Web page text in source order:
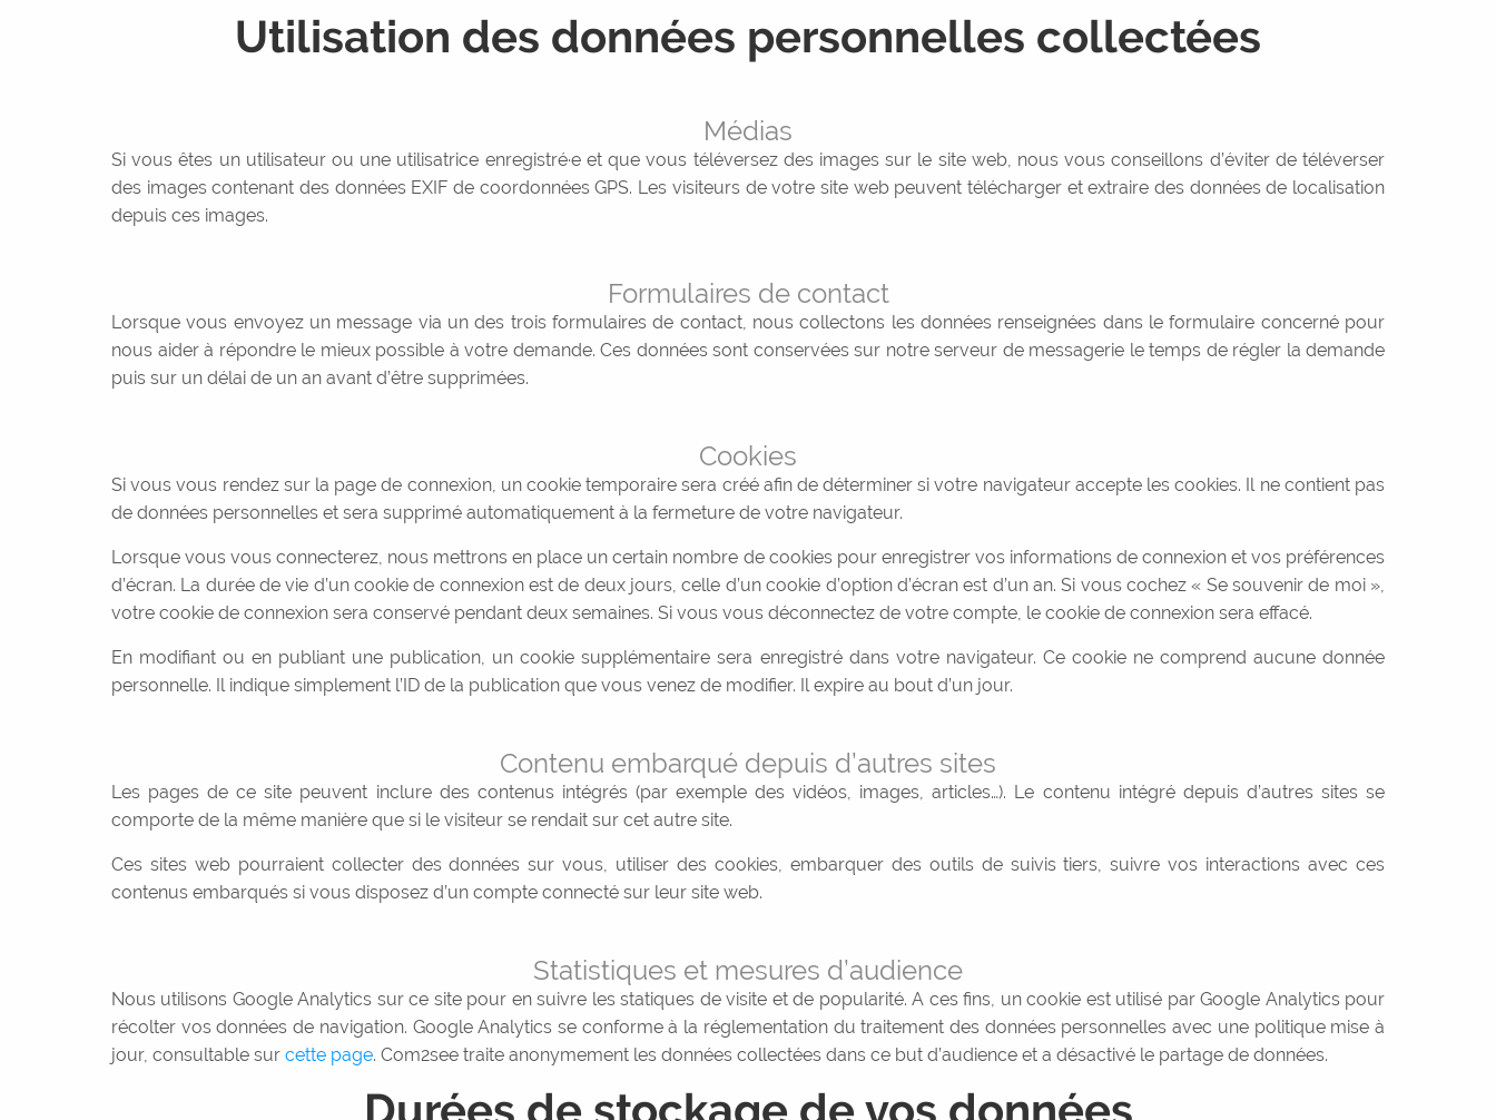
Utilisation des données personnelles collectées
Médias
Si vous êtes un utilisateur ou une utilisatrice enregistré·e et que vous téléversez des images sur le site web, nous vous conseillons d’éviter de téléverser
des images contenant des données EXIF de coordonnées GPS. Les visiteurs de votre site web peuvent télécharger et extraire des données de localisation
depuis ces images.
Formulaires de contact
Lorsque vous envoyez un message via un des trois formulaires de contact, nous collectons les données renseignées dans le formulaire concerné pour
nous aider à répondre le mieux possible à votre demande. Ces données sont conservées sur notre serveur de messagerie le temps de régler la demande
puis sur un délai de un an avant d’être supprimées.
Cookies
Si vous vous rendez sur la page de connexion, un cookie temporaire sera créé afin de déterminer si votre navigateur accepte les cookies. Il ne contient pas
de données personnelles et sera supprimé automatiquement à la fermeture de votre navigateur.
Lorsque vous vous connecterez, nous mettrons en place un certain nombre de cookies pour enregistrer vos informations de connexion et vos préférences
d’écran. La durée de vie d’un cookie de connexion est de deux jours, celle d’un cookie d’option d’écran est d’un an. Si vous cochez « Se souvenir de moi »,
votre cookie de connexion sera conservé pendant deux semaines. Si vous vous déconnectez de votre compte, le cookie de connexion sera effacé.
En modifiant ou en publiant une publication, un cookie supplémentaire sera enregistré dans votre navigateur. Ce cookie ne comprend aucune donnée
personnelle. Il indique simplement l’ID de la publication que vous venez de modifier. Il expire au bout d’un jour.
Contenu embarqué depuis d’autres sites
Les pages de ce site peuvent inclure des contenus intégrés (par exemple des vidéos, images, articles…). Le contenu intégré depuis d’autres sites se
comporte de la même manière que si le visiteur se rendait sur cet autre site.
Ces sites web pourraient collecter des données sur vous, utiliser des cookies, embarquer des outils de suivis tiers, suivre vos interactions avec ces
contenus embarqués si vous disposez d’un compte connecté sur leur site web.
Statistiques et mesures d’audience
Nous utilisons Google Analytics sur ce site pour en suivre les statiques de visite et de popularité. A ces fins, un cookie est utilisé par Google Analytics pour
récolter vos données de navigation. Google Analytics se conforme à la réglementation du traitement des données personnelles avec une politique mise à
jour, consultable sur cette page. Com2see traite anonymement les données collectées dans ce but d’audience et a désactivé le partage de données.
Durées de stockage de vos données